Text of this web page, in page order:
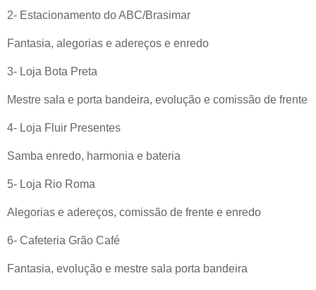
2- Estacionamento do ABC/Brasimar
Fantasia, alegorias e adereços e enredo
3- Loja Bota Preta
Mestre sala e porta bandeira, evolução e comissão de frente
4- Loja Fluir Presentes
Samba enredo, harmonia e bateria
5- Loja Rio Roma
Alegorias e adereços, comissão de frente e enredo
6- Cafeteria Grão Café
Fantasia, evolução e mestre sala porta bandeira